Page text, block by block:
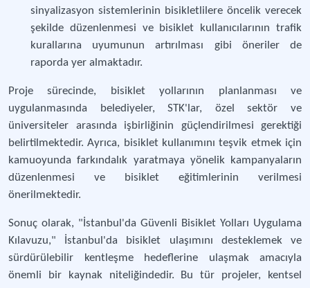
sinyalizasyon sistemlerinin bisikletlilere öncelik verecek
şekilde düzenlenmesi ve bisiklet kullanıcılarının trafik
kurallarına uyumunun artırılması gibi öneriler de
raporda yer almaktadır.
Proje sürecinde, bisiklet yollarının planlanması ve
uygulanmasında belediyeler, STK'lar, özel sektör ve
üniversiteler arasında işbirliğinin güçlendirilmesi gerektiği
belirtilmektedir. Ayrıca, bisiklet kullanımını teşvik etmek için
kamuoyunda farkındalık yaratmaya yönelik kampanyaların
düzenlenmesi ve bisiklet eğitimlerinin verilmesi
önerilmektedir.
Sonuç olarak, "İstanbul'da Güvenli Bisiklet Yolları Uygulama
Kılavuzu," İstanbul'da bisiklet ulaşımını desteklemek ve
sürdürülebilir kentleşme hedeflerine ulaşmak amacıyla
önemli bir kaynak niteliğindedir. Bu tür projeler, kentsel